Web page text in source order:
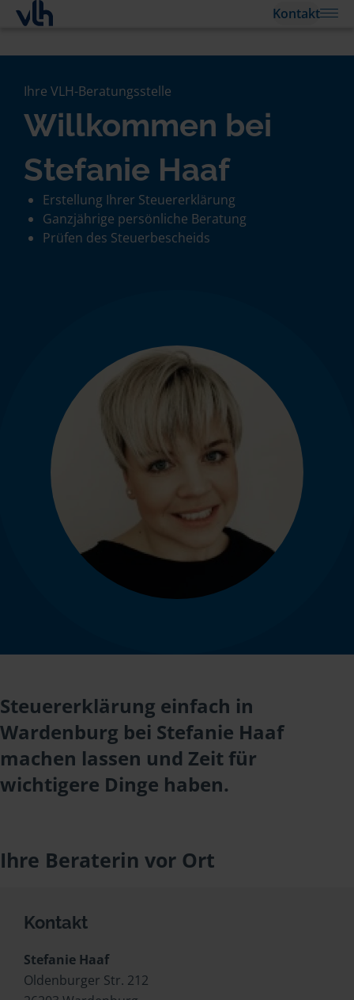
Kontakt
Ihre VLH-Beratungsstelle
Willkommen bei
Stefanie Haaf
Erstellung Ihrer Steuererklärung
Ganzjährige persönliche Beratung
Prüfen des Steuerbescheids
Steuererklärung einfach in
Wardenburg bei Stefanie Haaf
machen lassen und Zeit für
wichtigere Dinge haben.
Ihre Beraterin vor Ort
Kontakt
Stefanie Haaf
Oldenburger Str. 212